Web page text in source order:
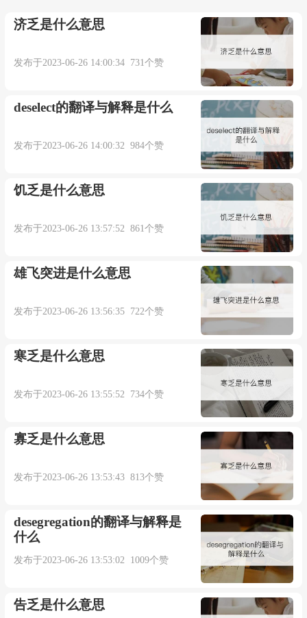
济乏是什么意思
发布于2023-06-26 14:00:34 731个赞
deselect的翻译与解释是什么
发布于2023-06-26 14:00:32 984个赞
饥乏是什么意思
发布于2023-06-26 13:57:52 861个赞
雄飞突进是什么意思
发布于2023-06-26 13:56:35 722个赞
寒乏是什么意思
发布于2023-06-26 13:55:52 734个赞
寡乏是什么意思
发布于2023-06-26 13:53:43 813个赞
desegregation的翻译与解释是
什么
发布于2023-06-26 13:53:02 1009个赞
告乏是什么意思